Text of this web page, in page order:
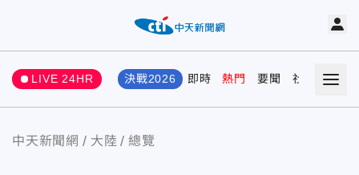
LIVE 24HR 決戰2026 即時 熱門 要聞 社會 娛樂
中天新聞網 大陸 總覽